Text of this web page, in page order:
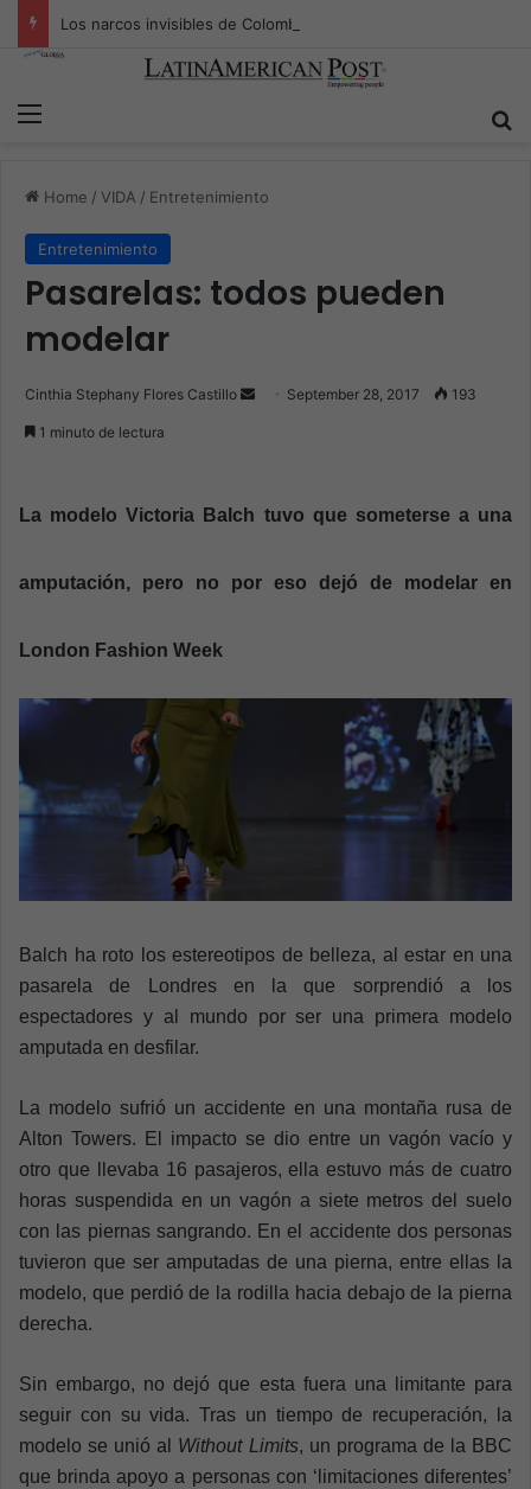
Home / VIDA / Entretenimiento
Entretenimiento
Pasarelas: todos pueden
modelar
Cinthia Stephany Flores Castillo
m
September 28, 2017 193
1 minuto de lectura
La modelo Victoria Balch tuvo que someterse a una
amputación, pero no por eso dejó de modelar en
London Fashion Week
Balch ha roto los estereotipos de belleza, al estar en una
pasarela de Londres en la que sorprendió a los
espectadores y al mundo por ser una primera modelo
amputada en desfilar.
La modelo sufrió un accidente en una montaña rusa de
Alton Towers. El impacto se dio entre un vagón vacío y
otro que llevaba 16 pasajeros, ella estuvo más de cuatro
horas suspendida en un vagón a siete metros del suelo
con las piernas sangrando. En el accidente dos personas
tuvieron que ser amputadas de una pierna, entre ellas la
modelo, que perdió de la rodilla hacia debajo de la pierna
derecha.
Sin embargo, no dejó que esta fuera una limitante para
seguir con su vida. Tras un tiempo de recuperación, la
modelo se unió al Without Limits, un programa de la BBC
que brinda apoyo a personas con ‘limitaciones diferentes’